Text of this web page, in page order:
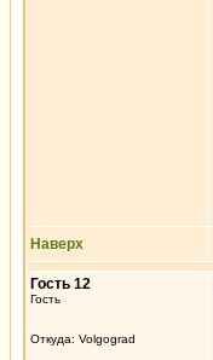
Наверх
Гость 12
Гость
Откуда: Volgograd